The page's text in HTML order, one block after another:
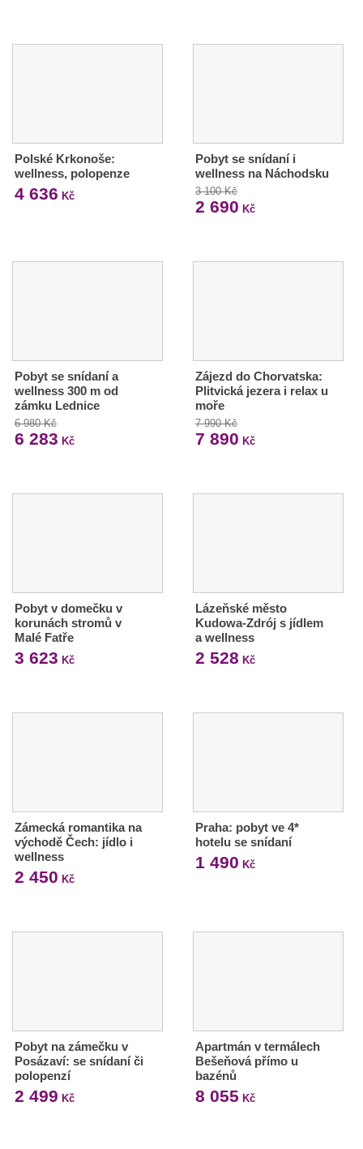
Polské Krkonoše:
wellness, polopenze
4 636 Kč
Pobyt se snídaní i
wellness na Náchodsku
3 100 Kč
2 690 Kč
Pobyt se snídaní a
wellness 300 m od
zámku Lednice
6 980 Kč
6 283 Kč
Zájezd do Chorvatska:
Plitvická jezera i relax u
moře
7 990 Kč
7 890 Kč
Pobyt v domečku v
korunách stromů v
Malé Fatře
3 623 Kč
Lázeňské město
Kudowa-Zdrój s jídlem
a wellness
2 528 Kč
Zámecká romantika na
východě Čech: jídlo i
wellness
2 450 Kč
Praha: pobyt ve 4*
hotelu se snídaní
1 490 Kč
Pobyt na zámečku v
Posázaví: se snídaní či
polopenzí
2 499 Kč
Apartmán v termálech
Bešeňová přímo u
bazénů
8 055 Kč